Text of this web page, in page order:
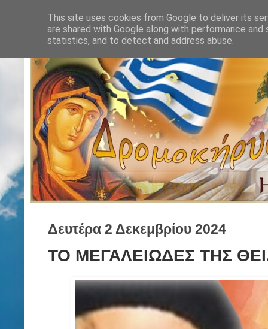
Δευτέρα 2 Δεκεμβρίου 2024
ΤΟ ΜΕΓΑΛΕΙΩΔΕΣ ΤΗΣ
This site uses cookies from Google to deliver its
are shared with Google along with performance
statistics, and to detect and address abuse.